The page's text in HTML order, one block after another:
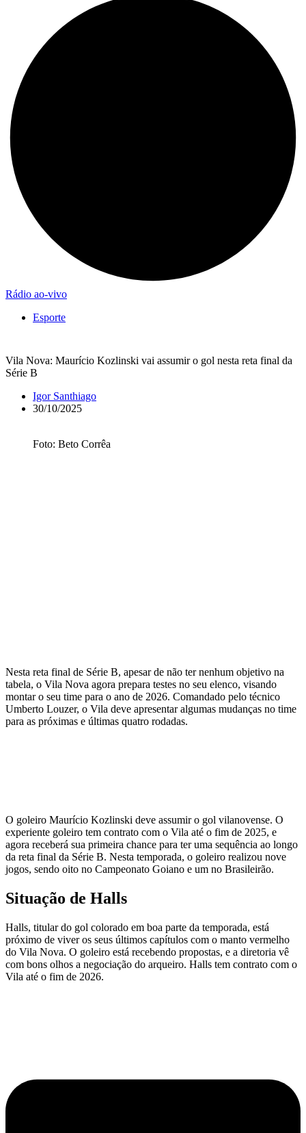
Rádio ao-vivo
Esporte
Vila Nova: Maurício Kozlinski vai assumir o gol nesta reta final da
Série B
Igor Santhiago
30/10/2025
Foto: Beto Corrêa
Nesta reta final de Série B, apesar de não ter nenhum objetivo na
tabela, o Vila Nova agora prepara testes no seu elenco, visando
montar o seu time para o ano de 2026. Comandado pelo técnico
Umberto Louzer, o Vila deve apresentar algumas mudanças no time
para as próximas e últimas quatro rodadas.
O goleiro Maurício Kozlinski deve assumir o gol vilanovense. O
experiente goleiro tem contrato com o Vila até o fim de 2025, e
agora receberá sua primeira chance para ter uma sequência ao longo
da reta final da Série B. Nesta temporada, o goleiro realizou nove
jogos, sendo oito no Campeonato Goiano e um no Brasileirão.
Situação de Halls
Halls, titular do gol colorado em boa parte da temporada, está
próximo de viver os seus últimos capítulos com o manto vermelho
do Vila Nova. O goleiro está recebendo propostas, e a diretoria vê
com bons olhos a negociação do arqueiro. Halls tem contrato com o
Vila até o fim de 2026.